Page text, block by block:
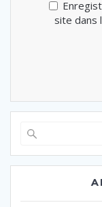
site dans